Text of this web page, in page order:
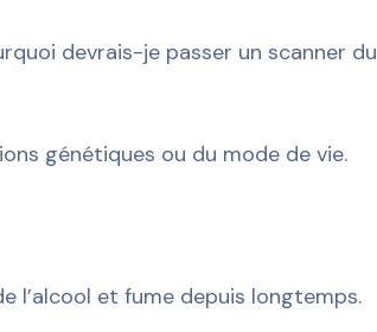
devrais-je passer un scanner du
génétiques ou du mode de vie.
l’alcool et fume depuis longtemps.